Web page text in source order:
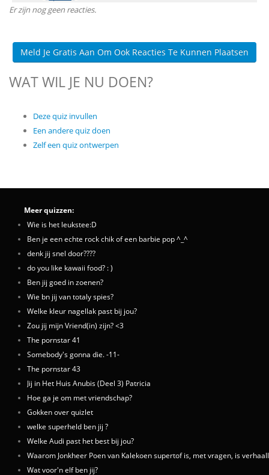
Er zijn nog geen reacties.
Meld Je Gratis Aan Om Ook Reacties Te Kunnen Plaatsen
WAT WIL JE NU DOEN?
Deze quiz invullen
Een andere quiz doen
Zelf een quiz ontwerpen
Meer quizzen:
Wie is het leukstee:D
Ben je een echte rock chik of een barbie pop ^_^
denk jij snel door????
do you like kawaii food? : )
Ben jij goed in zoenen?
Wie bn jij van totaly spies?
Welke kleur nagellak past bij jou?
Zou jij mijn Vriend(in) zijn? <3
The pornstar 41
Somebody's gonna die. -11-
The pornstar 43
Jij in Het Huis Anubis (Deel 3) Patricia
Hoe ga je om met vriendschap?
Gokken over quizlet
welke superheld ben jij ?
Welke Audi past het best bij jou?
Waarom Jonkheer Poen van Kalekoen supertof is, met vragen, is
Wat voor'n elf ben jij?